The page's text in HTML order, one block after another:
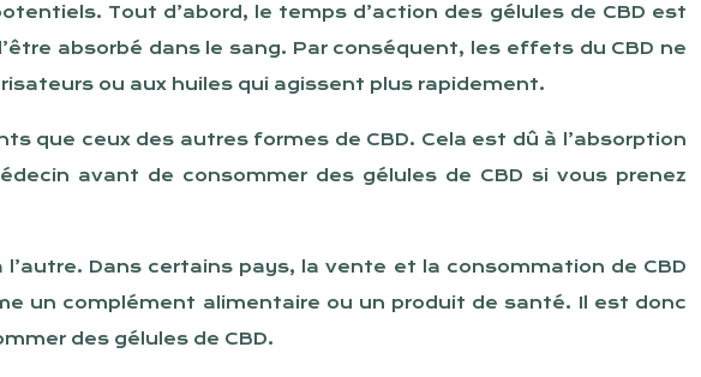
Tout d’abord, le temps d’action des gélules de CBD est
absorbé dans le sang. Par conséquent, les effets du CBD ne
ou aux huiles qui agissent plus rapidement.
que ceux des autres formes de CBD. Cela est dû à l’absorption
avant de consommer des gélules de CBD si vous prenez
Dans certains pays, la vente et la consommation de CBD
un complément alimentaire ou un produit de santé. Il est donc
des gélules de CBD.